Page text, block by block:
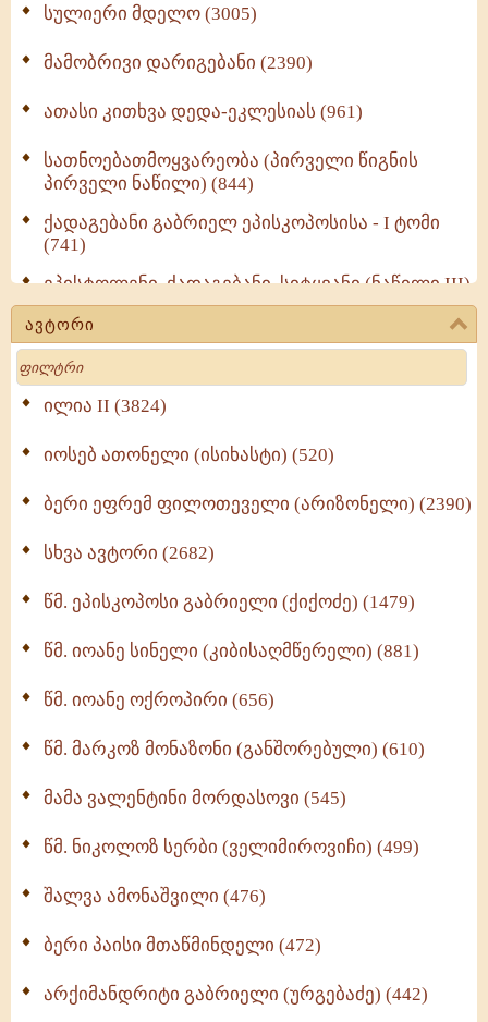
სულიერი მდელო (3005)
მამობრივი დარიგებანი (2390)
ათასი კითხვა დედა-ეკლესიას (961)
სათნოებათმოყვარეობა (პირველი წიგნის
პირველი ნაწილი) (844)
ქადაგებანი გაბრიელ ეპისკოპოსისა - I ტომი
(741)
ეპისტოლენი, ქადაგებანი, სიტყვანი (ნაწილი III)
(723)
მოძღვრის ძალზე სასარგებლო რჩევები
მრევლისათვის (545)
Wisdomge (514)
ქადაგებანი გაბრიელ ეპისკოპოსისა - II ტომი
სულიერი ცხოვრების სახელმძღვანელო -
ნაწილი II (369)
ავტორი
Search
ილია II (3824)
იოსებ ათონელი (ისიხასტი) (520)
ბერი ეფრემ ფილოთეველი (არიზონელი) (2390)
სხვა ავტორი (2682)
წმ. ეპისკოპოსი გაბრიელი (ქიქოძე) (1479)
წმ. იოანე სინელი (კიბისაღმწერელი) (881)
წმ. იოანე ოქროპირი (656)
წმ. მარკოზ მონაზონი (განშორებული) (610)
მამა ვალენტინი მორდასოვი (545)
წმ. ნიკოლოზ სერბი (ველიმიროვიჩი) (499)
შალვა ამონაშვილი (476)
ბერი პაისი მთაწმინდელი (472)
არქიმანდრიტი გაბრიელი (ურგებაძე) (442)